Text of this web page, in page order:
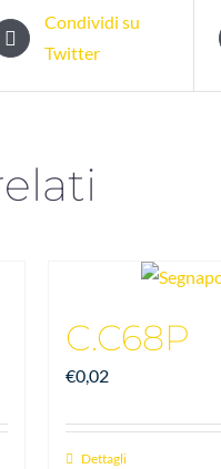
Condividi su
Twitter
C.C68P
€0,02
Dettagli